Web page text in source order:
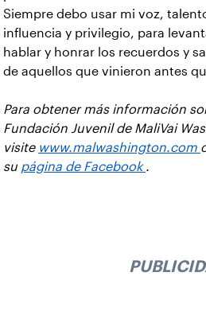
Siempre debo usar mi voz,
influencia y privilegio, para
hablar y honrar los recuerdos y
de aquellos que vinieron antes
Para obtener más información
Fundación Juvenil de MaliVai
visite www.malwashington.com
su página de Facebook.